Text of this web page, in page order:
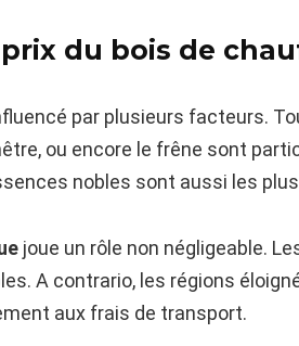
du bois de
par plusieurs facteurs.
ou encore le frêne sont
nobles sont aussi les
joue un rôle non négligeable.
A contrario, les régions
aux frais de transport.